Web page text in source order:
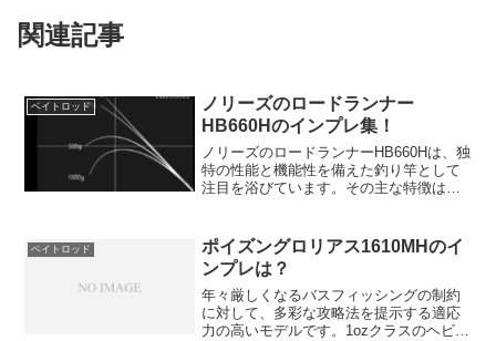
関連記事
ベイトロッド
ノリーズのロードランナー
HB660Hのインプレ集！
ノリーズのロードランナーHB660Hは、独
特の性能と機能性を備えた釣り竿として
注目を浴びています。その主な特徴は、
ーヘッドキャストの際に狙ったトレース
コースとストライク...
ベイトロッド
ポイズングロリアス1610MHのイ
ンプレは？
年々厳しくなるバスフィッシングの制約
に対して、多彩な攻略法を提示する適応
力の高いモデルです。1ozクラスのヘビー